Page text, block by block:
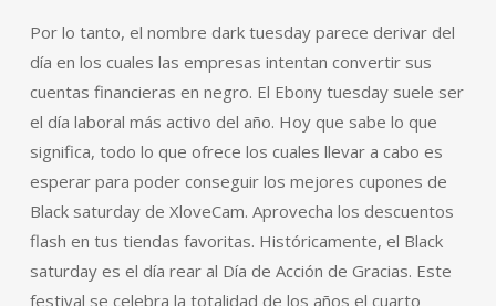
Por lo tanto, el nombre dark tuesday parece derivar del
día en los cuales las empresas intentan convertir sus
cuentas financieras en negro. El Ebony tuesday suele ser
el día laboral más activo del año. Hoy que sabe lo que
significa, todo lo que ofrece los cuales llevar a cabo es
esperar para poder conseguir los mejores cupones de
Black saturday de XloveCam. Aprovecha los descuentos
flash en tus tiendas favoritas. Históricamente, el Black
saturday es el día rear al Día de Acción de Gracias. Este
festival se celebra la totalidad de los años el cuarto